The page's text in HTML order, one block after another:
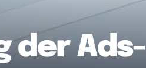
der Ads-